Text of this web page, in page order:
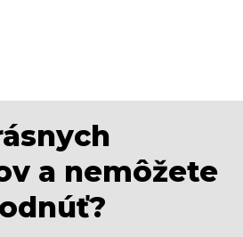
a nemôžete